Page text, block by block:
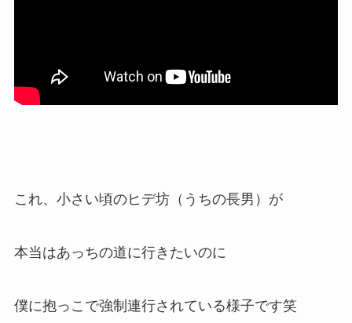
これ、小さい頃のヒデ坊（うちの長男）が
本当はあっちの道に行きたいのに
僕に抱っこで強制連行されている様子です笑